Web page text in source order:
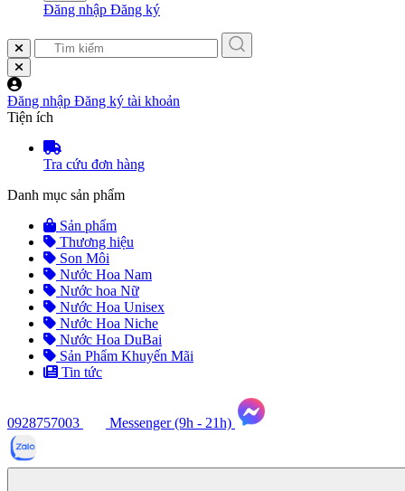
Đăng nhập Đăng ký
Đăng nhập Đăng ký tài khoản
Tiện ích
Tra cứu đơn hàng
Danh mục sản phẩm
Sản phẩm
Thương hiệu
Son Môi
Nước Hoa Nam
Nước hoa Nữ
Nước Hoa Unisex
Nước Hoa Niche
Nước Hoa DuBai
Sản Phẩm Khuyến Mãi
Tin tức
0928757003
Messenger (9h - 21h)
Tư
vấn
ngay